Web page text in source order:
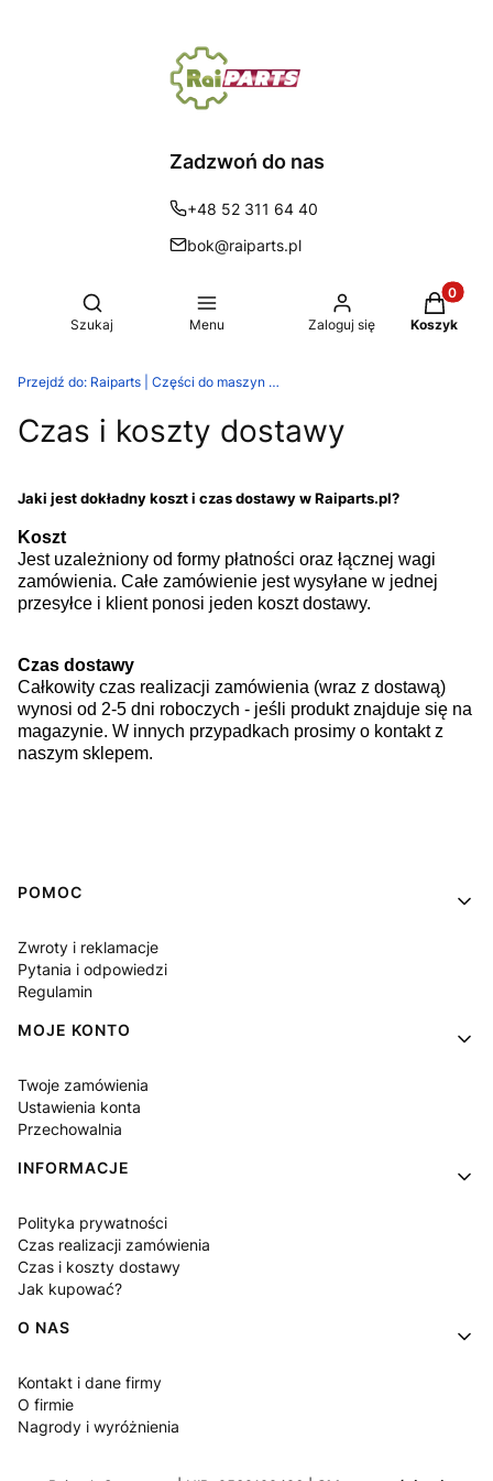
Zadzwoń do nas
+48 52 311 64 40
bok@raiparts.pl
Otwórz wyszukiwarkę
Szukaj Menu Zaloguj się Koszyk
Przejdź do: Raiparts | Części do maszyn rolniczych
Czas i koszty dostawy
Jaki jest dokładny koszt i czas dostawy w Raiparts.pl?
Koszt
Jest uzależniony od formy płatności oraz łącznej wagi
zamówienia. Całe zamówienie jest wysyłane w jednej
przesyłce i klient ponosi jeden koszt dostawy.
Czas dostawy
Całkowity czas realizacji zamówienia (wraz z dostawą)
wynosi od 2-5 dni roboczych - jeśli produkt znajduje się na
magazynie. W innych przypadkach prosimy o kontakt z
naszym sklepem.
Linki w stopce
POMOC
Zwroty i reklamacje
Pytania i odpowiedzi
Regulamin
MOJE KONTO
Twoje zamówienia
Ustawienia konta
Przechowalnia
INFORMACJE
Polityka prywatności
Czas realizacji zamówienia
Czas i koszty dostawy
Jak kupować?
O NAS
Kontakt i dane firmy
O firmie
Nagrody i wyróżnienia